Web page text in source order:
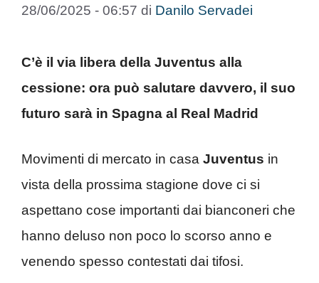
28/06/2025 - 06:57 di Danilo Servadei
C’è il via libera della Juventus alla
cessione: ora può salutare davvero, il suo
futuro sarà in Spagna al Real Madrid
Movimenti di mercato in casa Juventus in
vista della prossima stagione dove ci si
aspettano cose importanti dai bianconeri che
hanno deluso non poco lo scorso anno e
venendo spesso contestati dai tifosi.